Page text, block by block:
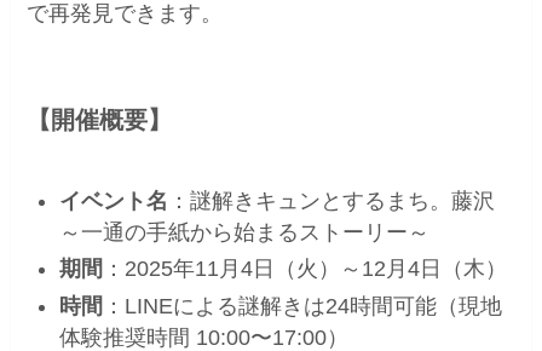
で再発見できます。
【開催概要】
イベント名 ：謎解きキュンとするまち。藤沢
～一通の手紙から始まるストーリー～
期間 ：2025年11月4日（火）～12月4日（木）
時間 ：LINEによる謎解きは24時間可能（現地
体験推奨時間 10:00〜17:00）